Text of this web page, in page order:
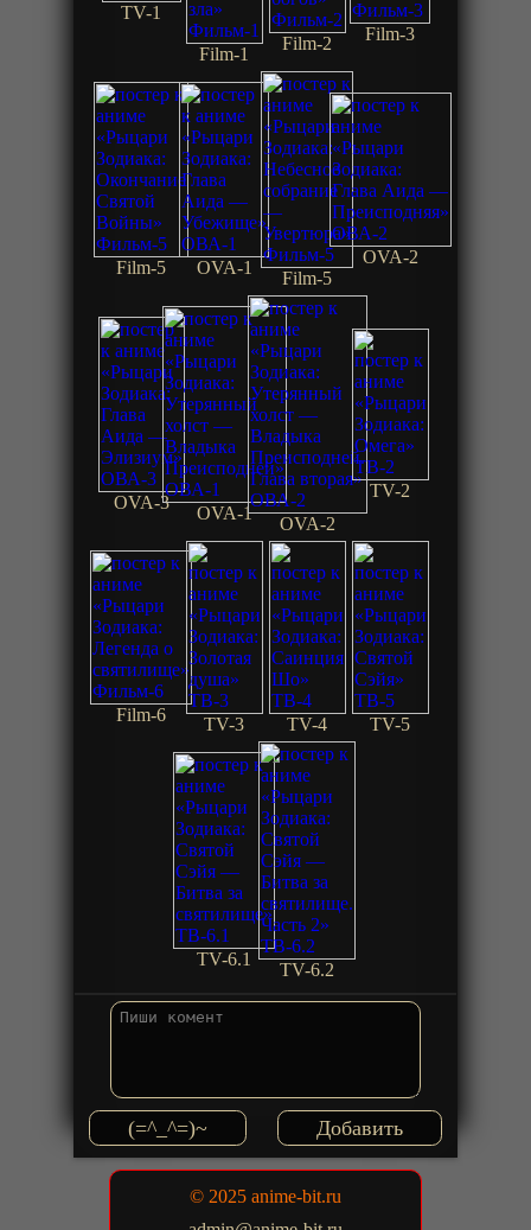
TV-1
Film-1
Film-2 Film-3
Film-5 OVA-1
Film-5
OVA-2
OVA-3
OVA-1
OVA-2
TV-2
Film-6 TV-3 TV-4 TV-5
TV-6.1
TV-6.2
(=^_^=)~
© 2025 anime-bit.ru